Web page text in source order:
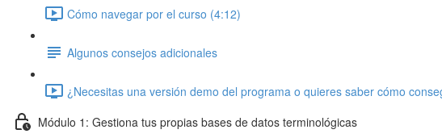
Cómo navegar por el curso (4:12)
Algunos consejos adicionales
¿Necesitas una versión demo del programa o quieres saber cómo
Módulo 1: Gestiona tus propias bases de datos terminológicas